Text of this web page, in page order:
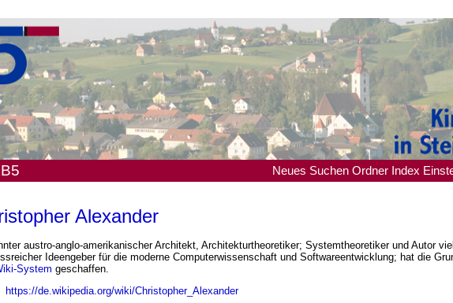
Neues Suchen Ordner Index
Alexander
austro-anglo-amerikanischer Architekt, Architekturtheoretiker; Systemtheoretiker und Autor
Ideengeber für die moderne Computerwissenschaft und Softwareentwicklung; hat die
System geschaffen.
https://de.wikipedia.org/wiki/Christopher_Alexander